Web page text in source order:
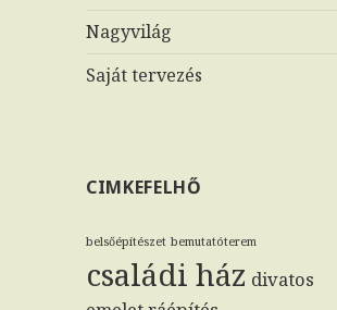
Nagyvilág
Saját tervezés
CIMKEFELHŐ
belsőépítészet bemutatóterem
családi ház divatos